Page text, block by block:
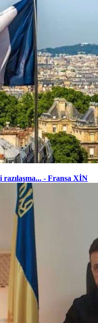
razılaşma... - Fransa XİN